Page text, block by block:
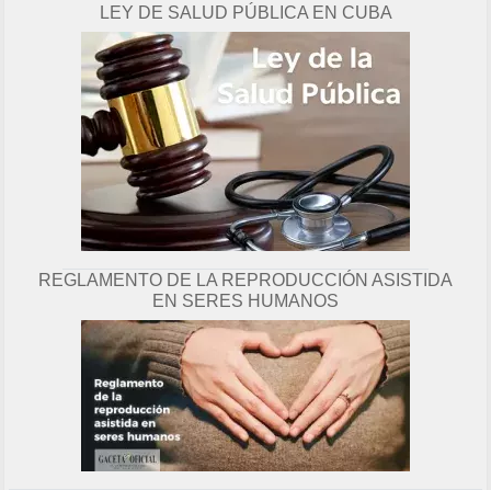
g
i
n
a
LEY DE SALUD PÚBLICA EN CUBA
REGLAMENTO DE LA REPRODUCCIÓN ASISTIDA
EN SERES HUMANOS